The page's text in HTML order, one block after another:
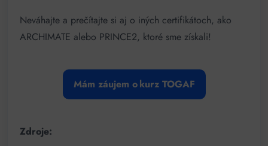
Neváhajte a prečítajte si aj o iných certifikátoch, ako
ARCHIMATE alebo PRINCE2, ktoré sme získali!
Mám záujem o kurz TOGAF
Zdroje: